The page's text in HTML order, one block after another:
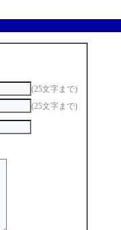
(25文字まで)
(25文字まで)